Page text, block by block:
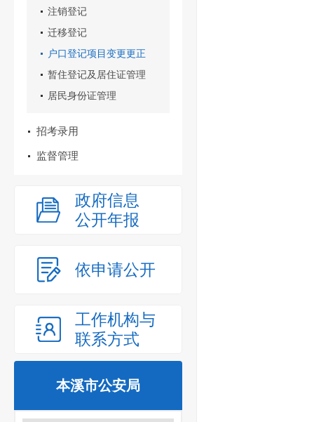
注销登记
迁移登记
户口登记项目变更更正
暂住登记及居住证管理
居民身份证管理
招考录用
监督管理
政府信息
公开年报
依申请公开
工作机构与
联系方式
本溪市公安局